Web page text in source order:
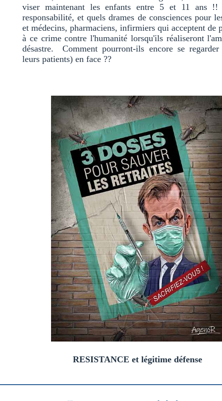
viser maintenant les enfants entre 5 et 11 ans
responsabilité, et quels drames de consciences pour
et médecins, pharmaciens, infirmiers qui acceptent de
à ce crime contre l'humanité lorsqu'ils réaliseront
désastre. Comment pourront-ils encore se
leurs patients) en face ??
RESISTANCE et légitime défense